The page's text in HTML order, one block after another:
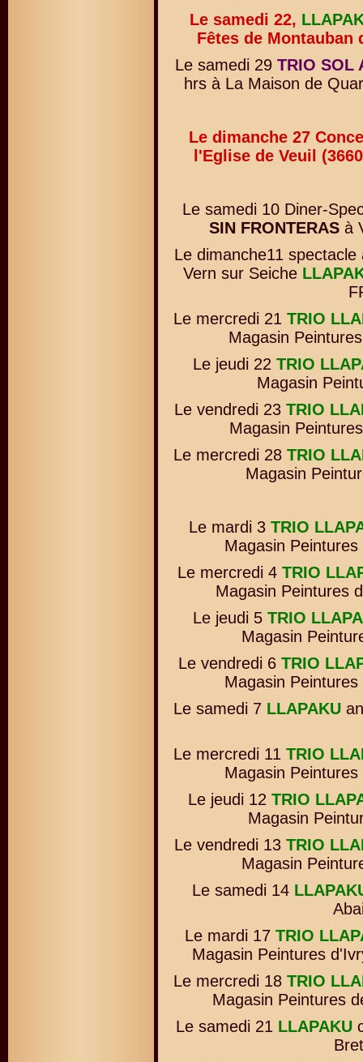
Le samedi 22,
Fêtes de Montauban
Le samedi 29 TRIO SOL
hrs à La Maison de
Le dimanche 27
l'Eglise de Veuil
Le samedi 10 Diner-
SIN FRONTERASà
Le dimanche11
Vern sur Seiche
Le mercredi 21 TRIO
Magasin
Le jeudi 22 TRIO
Magasin
Le vendredi 23 TRIO
Magasin
Le mercredi 28 TRIO
Magasin
Le mardi 3 TRIO
Magasin
Le mercredi 4 TRIO
Magasin Peintures
Le jeudi 5 TRIO
Magasin
Le vendredi 6 TRIO
Magasin
Le samedi 7 LLAPAKU
Le mercredi 11 TRIO
Magasin
Le jeudi 12 TRIO
Magasin
Le vendredi 13 TRIO
Magasin
Le samedi 14
Le mardi 17 TRIO
Magasin Peintures
Le mercredi 18 TRIO
Magasin Peintures
Le samedi 21 LLAPAKU